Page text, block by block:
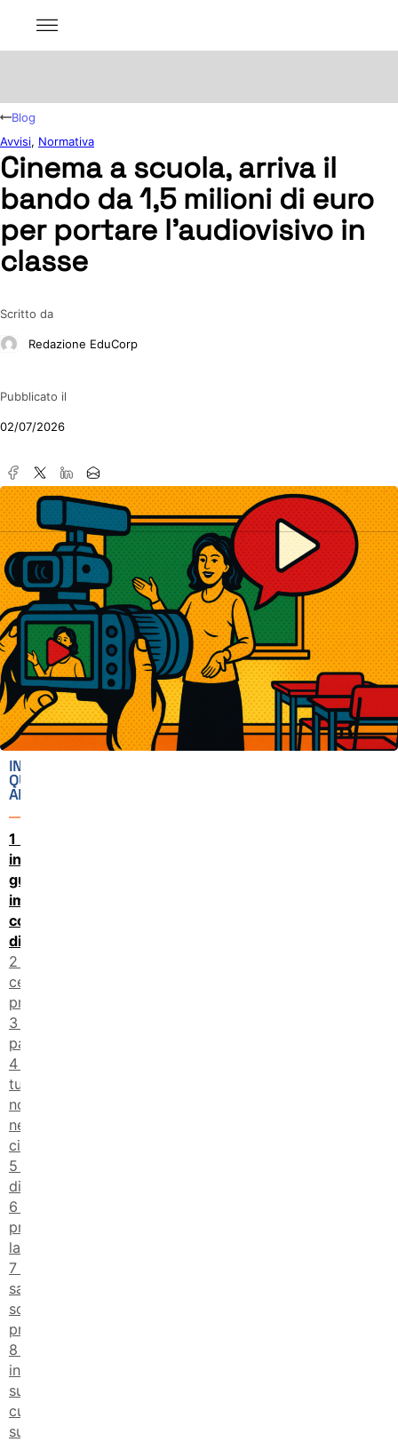
Cinema a scuola, arriva il
bando da 1,5 milioni di euro
per portare l’audiovisivo in
classe
Scritto da
Redazione EduCorp
Pubblicato il
02/07/2026
Blog
Avvisi, Normativa
IN
QUESTO
ARTICOLO
insegnare a
guardare le
immagini
con occhi
diversi
centro dei
progetti
partecipare
tutta Italia,
non solo
nelle grandi
città
disponibili
presentare
la domanda
saranno
scelti i
progetti
investimento
sulla
cultura… e
sul pensiero